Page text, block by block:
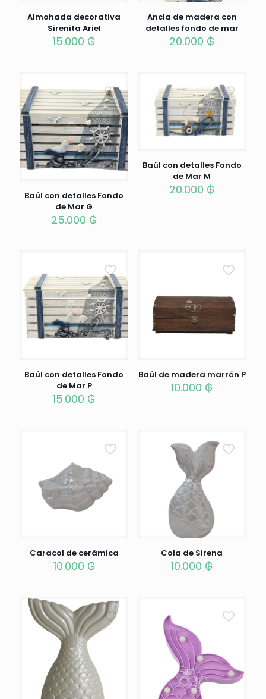
Almohada decorativa
Sirenita Ariel
15.000 ₲
Ancla de madera con
detalles fondo de mar
20.000 ₲
Baúl con detalles Fondo
de Mar G
25.000 ₲
Baúl con detalles Fondo
de Mar M
20.000 ₲
Baúl con detalles Fondo
de Mar P
15.000 ₲
Baúl de madera marrón P
10.000 ₲
Caracol de cerámica
10.000 ₲
Cola de Sirena
10.000 ₲